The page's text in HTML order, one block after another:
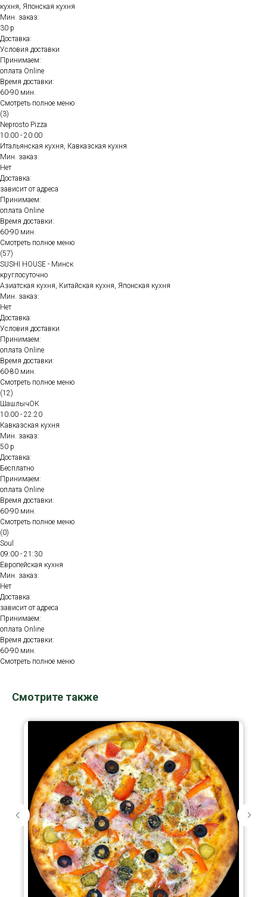
кухня, Японская кухня
Мин. заказ:
30 р
Доставка:
Условия доставки
Принимаем:
оплата Online
Время доставки:
60-90 мин.
Смотреть полное меню
(3)
Neprosto Pizza
10:00 - 20:00
Итальянская кухня, Кавказская кухня
Мин. заказ:
Нет
Доставка:
зависит от адреса
Принимаем:
оплата Online
Время доставки:
60-90 мин.
Смотреть полное меню
(57)
SUSHI HOUSE - Минск
круглосуточно
Азиатская кухня, Китайская кухня, Японская кухня
Мин. заказ:
Нет
Доставка:
Условия доставки
Принимаем:
оплата Online
Время доставки:
60-80 мин.
Смотреть полное меню
(12)
ШашлычОК
10:00 - 22:20
Кавказская кухня
Мин. заказ:
50 р
Доставка:
Бесплатно
Принимаем:
оплата Online
Время доставки:
60-90 мин.
Смотреть полное меню
(0)
Soul
09:00 - 21:30
Европейская кухня
Мин. заказ:
Нет
Доставка:
зависит от адреса
Принимаем:
оплата Online
Время доставки:
60-90 мин.
Смотреть полное меню
Смотрите также